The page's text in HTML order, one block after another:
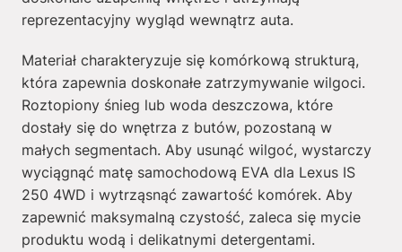
reprezentacyjny wygląd wewnątrz auta.
Materiał charakteryzuje się komórkową strukturą,
która zapewnia doskonałe zatrzymywanie wilgoci.
Roztopiony śnieg lub woda deszczowa, które
dostały się do wnętrza z butów, pozostaną w
małych segmentach. Aby usunąć wilgoć, wystarczy
wyciągnąć matę samochodową EVA dla Lexus IS
250 4WD i wytrząsnąć zawartość komórek. Aby
zapewnić maksymalną czystość, zaleca się mycie
produktu wodą i delikatnymi detergentami.